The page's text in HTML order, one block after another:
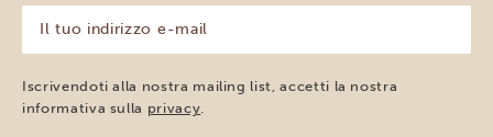
(Obbligatorio)
tuo
indirizzo
e-
mail
Iscrivendoti alla nostra mailing list, accetti la nostra
informativa sulla privacy